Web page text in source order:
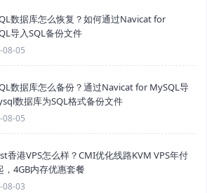
数据库怎么恢复？如何通过Navicat for
导入SQL备份文件
08-05
数据库怎么备份？通过Navicat for MySQL导
数据库为SQL格式备份文件
08-05
香港VPS怎么样？CMI优化线路KVM VPS年付
，4GB内存优惠套餐
08-03